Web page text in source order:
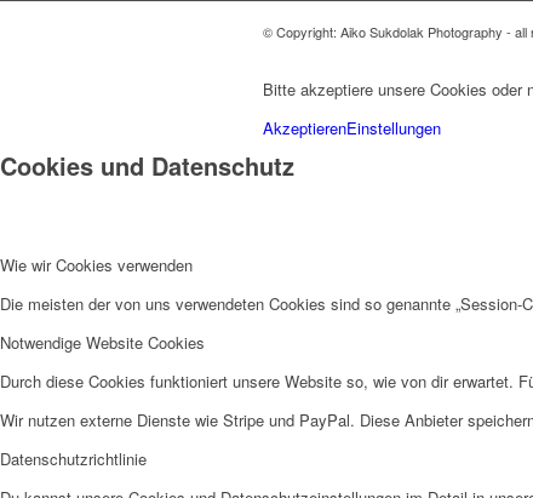
© Copyright: Aiko Sukdolak Photography -
Bitte akzeptiere unsere Cookies oder
AkzeptierenEinstellungen
Cookies und Datenschutz
Wie wir Cookies verwenden
Die meisten der von uns verwendeten Cookies sind so genannte
Notwendige Website Cookies
Durch diese Cookies funktioniert unsere Website so, wie von dir erwartet.
Wir nutzen externe Dienste wie Stripe und PayPal. Diese Anbieter
Datenschutzrichtlinie